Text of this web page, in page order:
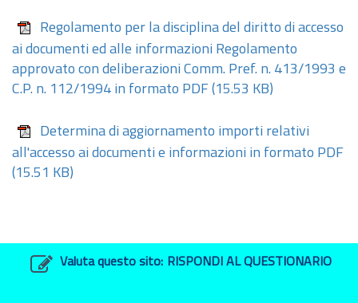
Regolamento per la disciplina del diritto di accesso
ai documenti ed alle informazioni Regolamento
approvato con deliberazioni Comm. Pref. n. 413/1993 e
C.P. n. 112/1994 in formato PDF (15.53 KB)
Determina di aggiornamento importi relativi
all'accesso ai documenti e informazioni in formato PDF
(15.51 KB)
Valuta questo sito: RISPONDI AL QUESTIONARIO